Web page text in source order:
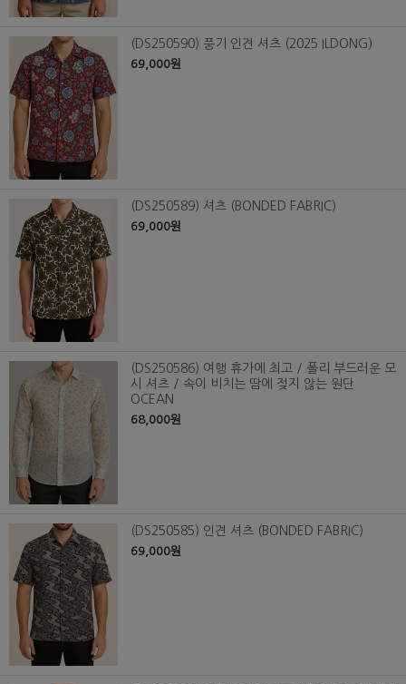
(DS250590) 풍기 인견 셔츠 (2025 ILDONG)
69,000원
(DS250589) 셔츠 (BONDED FABRIC)
69,000원
(DS250586) 여행 휴가에 최고 / 폴리 부드러운 모
시 셔츠 / 속이 비치는 땀에 젖지 않는 원단
OCEAN
68,000원
(DS250585) 인견 셔츠 (BONDED FABRIC)
69,000원